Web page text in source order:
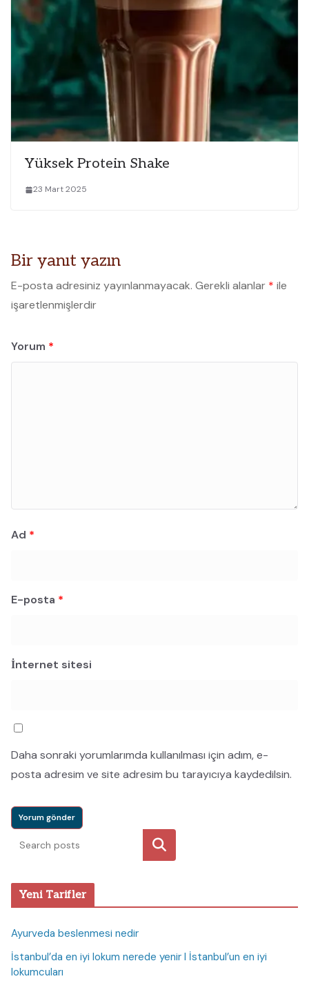
Yüksek Protein Shake
23 Mart 2025
Bir yanıt yazın
E-posta adresiniz yayınlanmayacak. Gerekli alanlar * ile
işaretlenmişlerdir
Yorum *
Ad *
E-posta *
İnternet sitesi
Daha sonraki yorumlarımda kullanılması için adım, e-
posta adresim ve site adresim bu tarayıcıya kaydedilsin.
Ara
Yeni Tarifler
Ayurveda beslenmesi nedir
İstanbul’da en iyi lokum nerede yenir I İstanbul’un en iyi
lokumcuları